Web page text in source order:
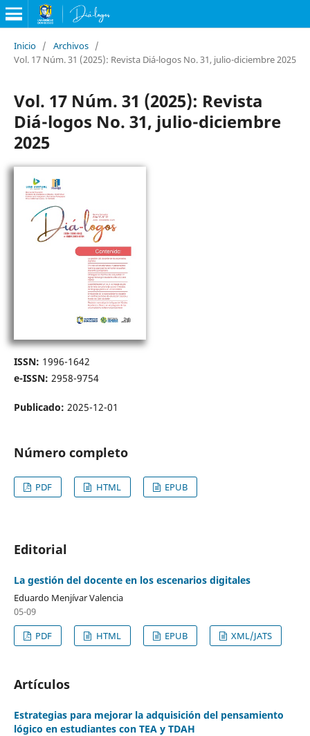
Inicio / Archivos /
Vol. 17 Núm. 31 (2025): Revista Diá-logos No. 31, julio-diciembre 2025
Vol. 17 Núm. 31 (2025): Revista
Diá-logos No. 31, julio-diciembre
2025
ISSN: 1996-1642
e-ISSN: 2958-9754
Publicado: 2025-12-01
Número completo
PDF HTML EPUB
Editorial
La gestión del docente en los escenarios digitales
Eduardo Menjívar Valencia
05-09
PDF
HTML EPUB XML/JATS
Artículos
Estrategias para mejorar la adquisición del pensamiento
lógico en estudiantes con TEA y TDAH